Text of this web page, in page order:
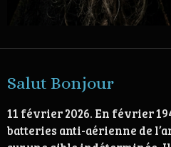
Salut Bonjour
11 février 2026. En février
batteries anti-aérienne de